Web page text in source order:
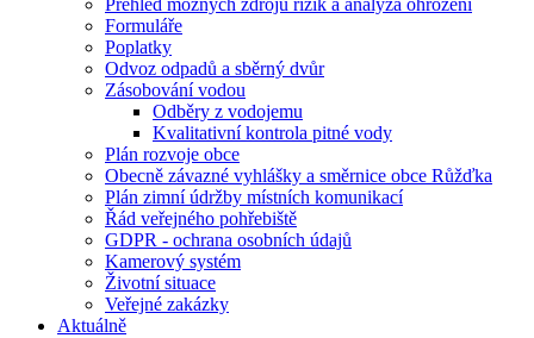
Přehled možných zdrojů rizik a analýza ohrožení
Formuláře
Poplatky
Odvoz odpadů a sběrný dvůr
Zásobování vodou
Odběry z vodojemu
Kvalitativní kontrola pitné vody
Plán rozvoje obce
Obecně závazné vyhlášky a směrnice obce Růžďka
Plán zimní údržby místních komunikací
Řád veřejného pohřebiště
GDPR - ochrana osobních údajů
Kamerový systém
Životní situace
Veřejné zakázky
Aktuálně